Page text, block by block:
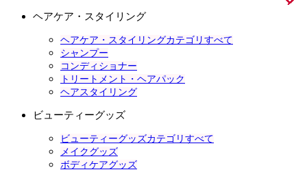
ヘアケア・スタイリング
ヘアケア・スタイリングカテゴリすべて
シャンプー
コンディショナー
トリートメント・ヘアパック
ヘアスタイリング
ビューティーグッズ
ビューティーグッズカテゴリすべて
メイクグッズ
ボディケアグッズ